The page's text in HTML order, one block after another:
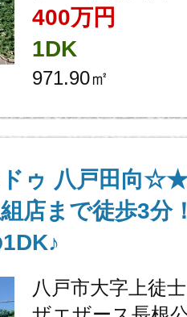
400万円
1DK
971.90㎡
ゥ 八戸田向
店まで徒歩3分
八戸市大字上徒